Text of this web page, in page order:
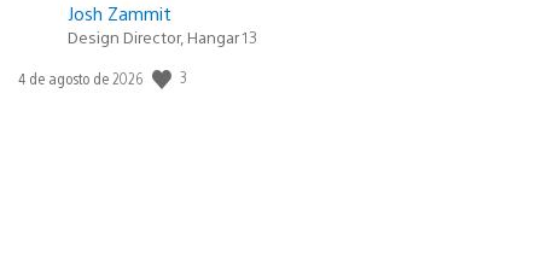
Josh Zammit
Design Director, Hangar 13
Fecha
4 de agosto de 2026 3